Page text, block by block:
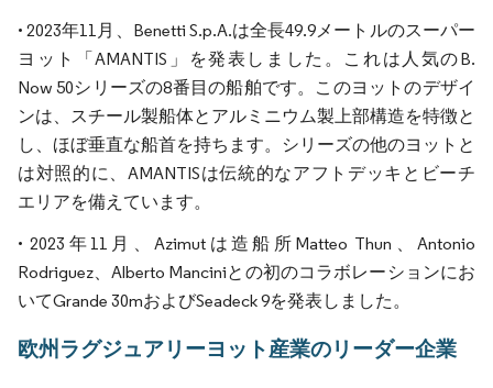
• 2023年11月、Benetti S.p.A.は全長49.9メートルのスーパー
ヨット「AMANTIS」を発表しました。これは人気のB.
Now 50シリーズの8番目の船舶です。このヨットのデザイ
ンは、スチール製船体とアルミニウム製上部構造を特徴と
し、ほぼ垂直な船首を持ちます。シリーズの他のヨットと
は対照的に、AMANTISは伝統的なアフトデッキとビーチ
エリアを備えています。
• 2023年11月、Azimutは造船所Matteo Thun、Antonio
Rodriguez、Alberto Manciniとの初のコラボレーションにお
いてGrande 30mおよびSeadeck 9を発表しました。
欧州ラグジュアリーヨット産業のリーダー企業